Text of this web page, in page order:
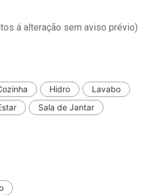
á alteração sem aviso prévio)
Hidro
Lavabo
Sala de Jantar